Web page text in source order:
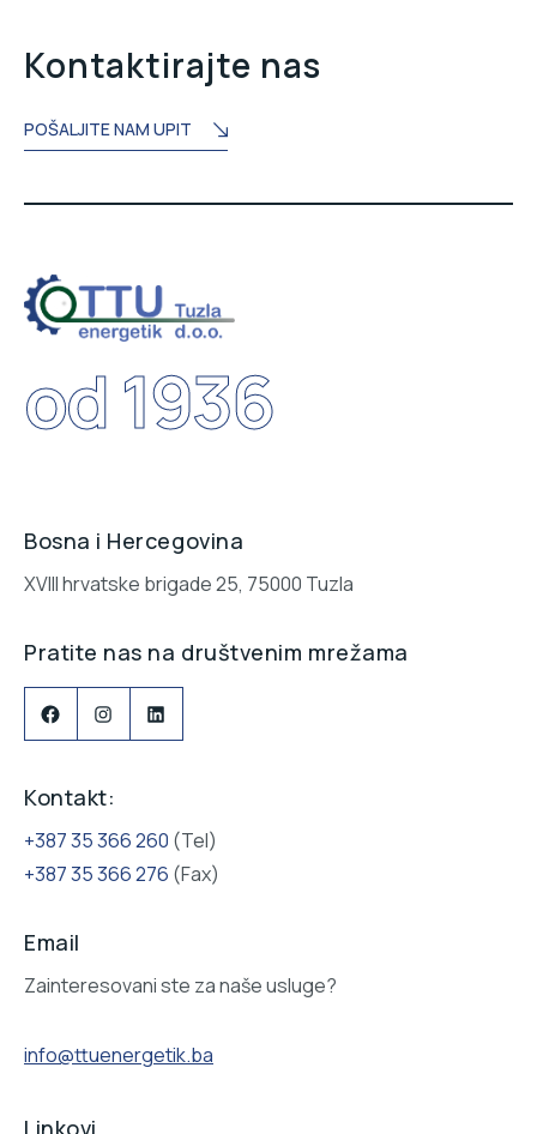
Kontaktirajte nas
POŠALJITE NAM UPIT
od 1936
Bosna i Hercegovina
XVIII hrvatske brigade 25, 75000 Tuzla
Pratite nas na društvenim mrežama
Facebook
InstagramLinkedIn
Kontakt:
+387 35 366 260 (Tel)
+387 35 366 276 (Fax)
Email
Zainteresovani ste za naše usluge?
info@ttuenergetik.ba
Linkovi